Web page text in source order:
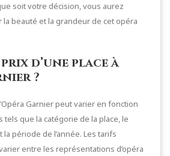
soit votre décision, vous aurez
la beauté et la grandeur de cet opéra
d’une place à
?
Garnier peut varier en fonction
que la catégorie de la place, le
période de l’année. Les tarifs
entre les représentations d’opéra